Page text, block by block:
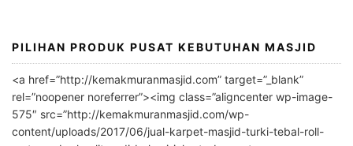
PILIHAN PRODUK PUSAT KEBUTUHAN MASJID
<a href=”http://kemakmuranmasjid.com” target=”_blank”
rel=”noopener noreferrer”><img class=”aligncenter wp-image-
575″ src=”http://kemakmuranmasjid.com/wp-
content/uploads/2017/06/jual-karpet-masjid-turki-tebal-roll-